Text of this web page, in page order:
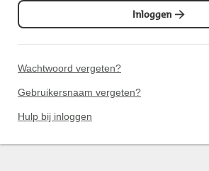
Inloggen
Wachtwoord vergeten?
Gebruikersnaam vergeten?
Hulp bij inloggen